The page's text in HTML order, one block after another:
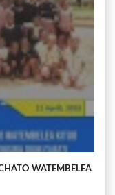
WATEMBELEA